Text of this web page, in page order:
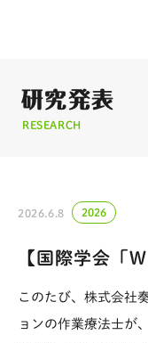
研究発表
RESEARCH
2026.6.8 2026
【国際学会「
このたび、株式会社
ョンの作業療法士が